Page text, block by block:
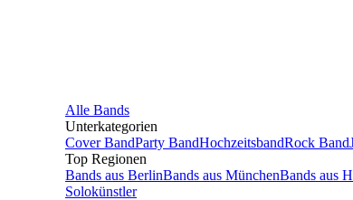
Alle Bands
Unterkategorien
Cover BandParty BandHochzeitsbandRock Band
Top Regionen
Bands aus BerlinBands aus MünchenBands aus
Solokünstler